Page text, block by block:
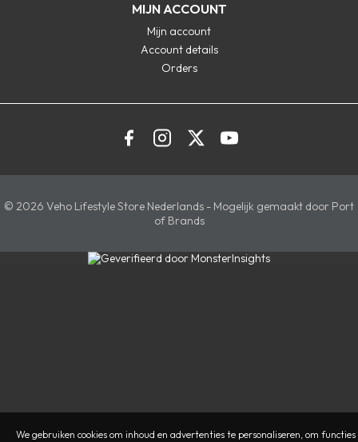
MIJN ACCOUNT
Mijn account
Account details
Orders
© 2026 Veho Lifestyle Store Nederlands - Mogelijk gemaakt door Port
of Brands
We gebruiken cookies om inhoud en advertenties te personaliseren, om functies